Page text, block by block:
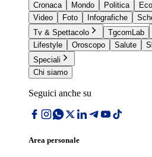
Cronaca
Mondo Politica
Video
Foto Infografiche
Tv & Spettacolo
TgcomLab
Lifestyle
Oroscopo Salute
Speciali
Chi siamo
Seguici anche su
Area personale